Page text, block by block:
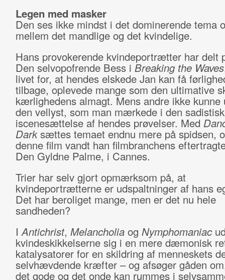
Legen med masker
Den ses ikke mindst i det dominerende tema
mellem det mandlige og det kvindelige.
Hans provokerende kvindeportrætter har delt
Den selvopofrende Bess i Breaking the Waves
livet for, at hendes elskede Jan kan få
tilbage, oplevede mange som den ultimative
kærlighedens almagt. Mens andre ikke kunne
den vellyst, som man mærkede i den
iscenesættelse af hendes prøvelser. Med
Darksættes temaet endnu mere på spidsen,
denne film vandt han filmbranchens
Den Gyldne Palme, i Cannes.
Trier har selv gjort opmærksom på, at
kvindeportrætterne er udspaltninger af hans
Det har beroliget mange, men er det nu hele
sandheden?
IAntichrist, Melancholiaog Nymphomaniac
kvindeskikkelserne sig i en mere dæmonisk
katalysatorer for en skildring af menneskets
selvhævdende kræfter – og afsøger gåden
det gode og det onde kan rummes i